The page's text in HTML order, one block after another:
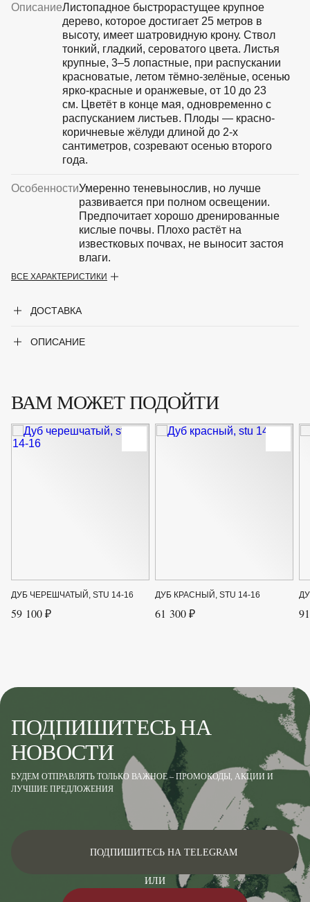
ДЕРЖАТЕЛИ
МАЛАЯ МЕХАНИЗАЦИЯ
ОТПУГИВАТЕЛИ ОТ ПТИЦ, НАСЕКОМЫХ И
ГРЫЗУНОВ
САДОВАЯ ОДЕЖДА И ОБУВЬ
САДОВЫЙ ИНСТРУМЕНТ
СЕМЕНА
СРЕДСТВА ЗАЩИТЫ РАСТЕНИЙ И УДОБРЕНИЯ
ТОВАРЫ ДЛЯ БАНЬ И САУН
ТОВАРЫ ДЛЯ ПОЛИВА
ТОВАРЫ ДЛЯ ТУРИЗМА И ПИКНИКА
ТОВАРЫ И АПТЕКА ДЛЯ ПРУДА
Новинки Акции
ВКА И
УХОД
+7 (495) 197 87
ОписаниеЛистопадное быстрорастущее крупное
дерево, которое достигает 25 метров в
высоту, имеет шатровидную крону. Ствол
тонкий, гладкий, сероватого цвета. Листья
крупные, 3–5 лопастные, при распускании
красноватые, летом тёмно-зелёные, осенью
ярко-красные и оранжевые, от 10 до 23
см. Цветёт в конце мая, одновременно с
распусканием листьев. Плоды — красно-
коричневые жёлуди длиной до 2-х
сантиметров, созревают осенью второго
года.
ОсобенностиУмеренно теневынослив, но лучше
развивается при полном освещении.
Предпочитает хорошо дренированные
кислые почвы. Плохо растёт на
известковых почвах, не выносит застоя
влаги.
Род
Форма
ВСЕ ХАРАКТЕРИСТИКИ
ДОСТАВКА
ОПИСАНИЕ
ВАМ МОЖЕТ ПОДОЙТИ
ДУБ ЧЕРЕШЧАТЫЙ, STU 14-16
59 100 ₽
ДУБ КРАСНЫЙ, STU 14-16
61 300 ₽
ПОДПИШИТЕСЬ НА
НОВОСТИ
БУДЕМ ОТПРАВЛЯТЬ ТОЛЬКО ВАЖНОЕ – ПРОМОКОДЫ, АКЦИИ И
ЛУЧШИЕ ПРЕДЛОЖЕНИЯ
ПОДПИШИТЕСЬ НА TELEGRAM
ИЛИ